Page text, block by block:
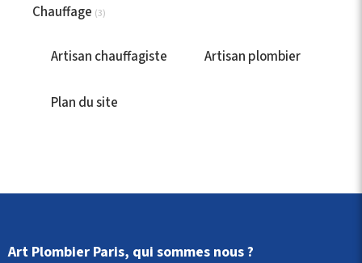
Chauffage (3)
Artisan chauffagiste Artisan plombier
Plan du site
Art Plombier Paris, qui sommes nous ?